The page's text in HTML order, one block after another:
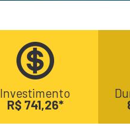
Investimento
R$ 741,26*